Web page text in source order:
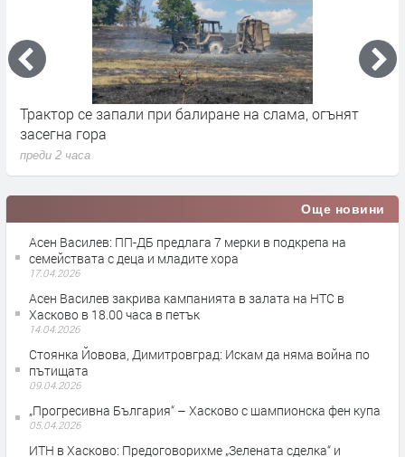
Трактор се запали при балиране на слама, огънят
засегна гора
преди 2 часа
Още новини
Асен Василев: ПП-ДБ предлага 7 мерки в подкрепа на
семействата с деца и младите хора
17.04.2026
Асен Василев закрива кампанията в залата на НТС в
Хасково в 18.00 часа в петък
14.04.2026
Стоянка Йовова, Димитровград: Искам да няма война по
пътищата
09.04.2026
„Прогресивна България“ – Хасково с шампионска фен купа
05.04.2026
ИТН в Хасково: Предоговорихме „Зелената сделка“ и